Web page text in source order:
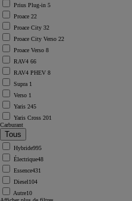
Prius Plug-in 5
Proace 22
Proace City 32
Proace City Verso 22
Proace Verso 8
RAV4 66
RAV4 PHEV 8
Supra 1
Verso 1
Yaris 245
Yaris Cross 201
Carburant
Hybride995
Électrique48
Essence431
Diesel104
Autre10